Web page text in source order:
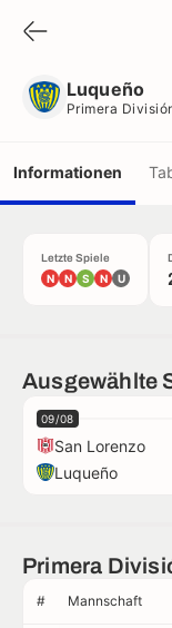
Luqueño
Primera
Informationen
Letzte Spiele
N N S N U
Ausgewählte
09/08
San Lorenzo
Luqueño
Primera
# Mannschaft